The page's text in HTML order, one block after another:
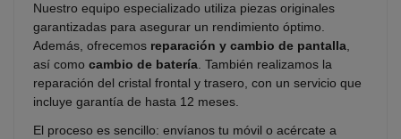
Nuestro equipo especializado utiliza piezas originales
garantizadas para asegurar un rendimiento óptimo.
Además, ofrecemos reparación y cambio de pantalla,
así como cambio de batería. También realizamos la
reparación del cristal frontal y trasero, con un servicio que
incluye garantía de hasta 12 meses.
El proceso es sencillo: envíanos tu móvil o acércate a